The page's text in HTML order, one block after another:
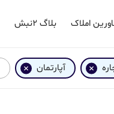
املاک بلاگ ۲نبش
آپارتمان